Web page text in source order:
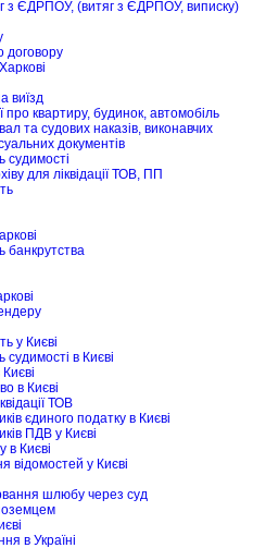
з ЄДРПОУ, (витяг з ЄДРПОУ, виписку)
договору
виїзд
квартиру, будинок, автомобіль
та судових наказів, виконавчих
документів
судимості
для ліквідації ТОВ, ПП
банкрутства
у Києві
судимості в Києві
в Києві
ТОВ
єдиного податку в Києві
ПДВ у Києві
в Києві
відомостей у Києві
шлюбу через суд
в Україні